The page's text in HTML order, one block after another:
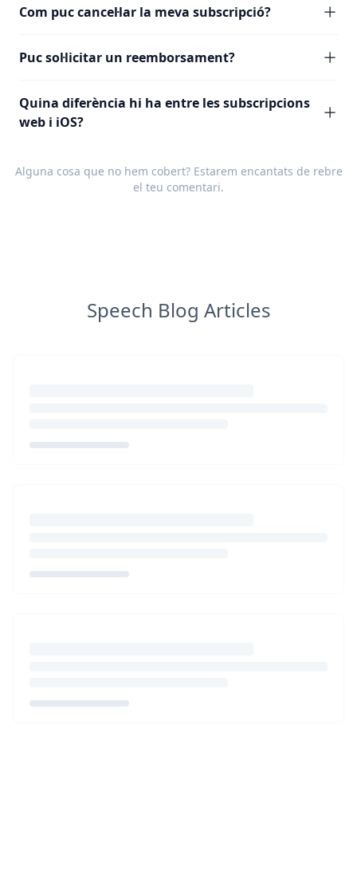
Com puc cancel·lar la meva subscripció?
Puc sol·licitar un reemborsament?
Quina diferència hi ha entre les subscripcions
web i iOS?
Alguna cosa que no hem cobert? Estarem encantats de rebre
el teu comentari.
Speech Blog Articles